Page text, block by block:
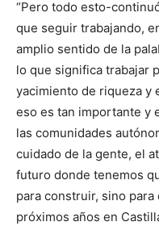
“Pero todo esto-
que seguir trabajando,
amplio sentido de la
lo que significa trabajar
yacimiento de riqueza y
eso es tan importante y
las comunidades
cuidado de la gente, el
futuro donde tenemos
para construir, sino
próximos años en